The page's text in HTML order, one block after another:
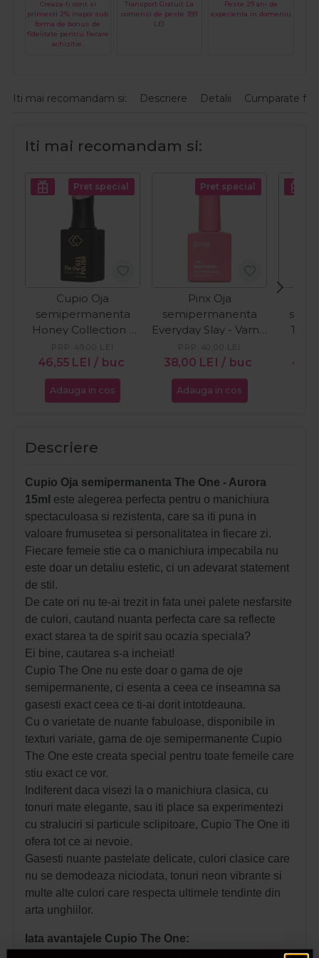
Creaza-ti cont si
primesti 2% inapoi sub
forma de bonus de
fidelitate pentru fiecare
achizitie.
Transport Gratuit La
comenzi de peste 399
LEI
Peste 29 ani de
experienta in domeniu
Iti mai recomandam si: Descriere Detalii Cumparate
Iti mai recomandam si:
Pret special
Cupio Oja
semipermanenta
Honey Collection -
Sweet Honey 15ml
46,55 LEI / buc
PRP: 49,00 LEI
Adauga in cos
Pret special
Pinx Oja
semipermanenta
Everyday Slay - Vamp
Royale 15ml
38,00 LEI / buc
PRP: 40,00 LEI
Adauga in cos
The
Descriere
Cupio Oja semipermanenta The One - Aurora
15ml este alegerea perfecta pentru o manichiura
spectaculoasa si rezistenta, care sa iti puna in
valoare frumusetea si personalitatea in fiecare zi.
Fiecare femeie stie ca o manichiura impecabila nu
este doar un detaliu estetic, ci un adevarat statement
de stil.
De cate ori nu te-ai trezit in fata unei palete nesfarsite
de culori, cautand nuanta perfecta care sa reflecte
exact starea ta de spirit sau ocazia speciala?
Ei bine, cautarea s-a incheiat!
Cupio The One nu este doar o gama de oje
semipermanente, ci esenta a ceea ce inseamna sa
gasesti exact ceea ce ti-ai dorit intotdeauna.
Cu o varietate de nuante fabuloase, disponibile in
texturi variate, gama de oje semipermanente Cupio
The One este creata special pentru toate femeile care
stiu exact ce vor.
Indiferent daca visezi la o manichiura clasica, cu
tonuri mate elegante, sau iti place sa experimentezi
cu straluciri si particule sclipitoare, Cupio The One iti
ofera tot ce ai nevoie.
Gasesti nuante pastelate delicate, culori clasice care
nu se demodeaza niciodata, tonuri neon vibrante si
multe alte culori care respecta ultimele tendinte din
arta unghiilor.
Iata avantajele Cupio The One: